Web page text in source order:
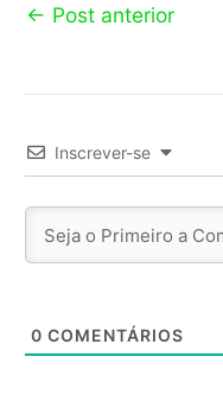
← Post anterior
Inscrever-se
0 COMENTÁRIOS